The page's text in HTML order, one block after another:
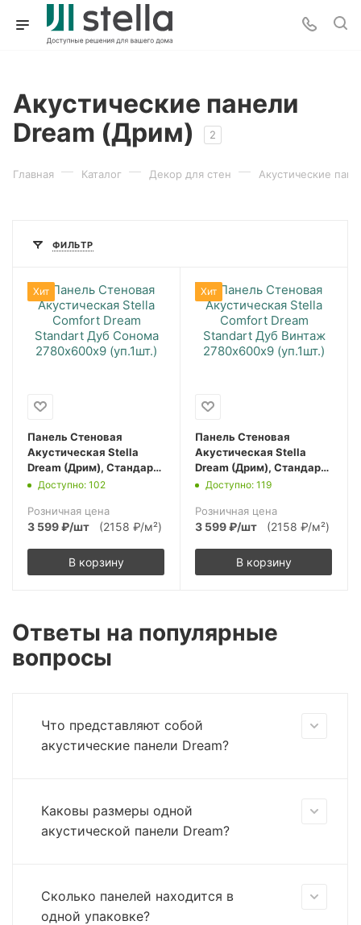
Акустические панели
Dream (Дрим)
2
Главная — Каталог — Декор для стен — Акустические
ФИЛЬТР
Хит
Панель Стеновая
Акустическая Stella
Dream (Дрим), Стандарт,
Дуб Сонома,
Доступно: 102
Розничная цена
3 599₽/шт (2158 ₽/м²)
В корзину
Хит
Панель Стеновая
Акустическая Stella
Dream (Дрим), Стандарт,
Дуб Винтаж,
Доступно: 119
Розничная цена
3 599₽/шт (2158 ₽/м²)
В корзину
Ответы на популярные
вопросы
Что представляют собой
акустические панели Dream?
Каковы размеры одной
акустической панели Dream?
Сколько панелей находится в
одной упаковке?